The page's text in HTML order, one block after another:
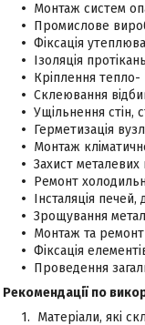
Монтаж систем
Промислове
Фіксація
Ізоляція
Кріплення тепло-
Склеювання
Ущільнення стін,
Герметизація
Монтаж
Захист металевих
Ремонт
Інсталяція печей,
Зрощування
Монтаж та ремонт
Фіксація
Проведення
Рекомендації по
Матеріали, які